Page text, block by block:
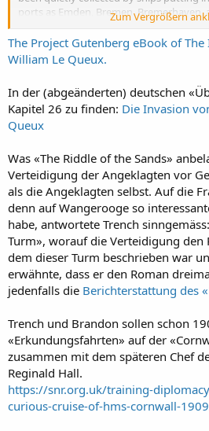
ports as Emden, Bremen, Bremerhaven,
there are at least ten miles of deep-sea
access. The arrival of these crafts
but they had already been secretly
men and horses while at sea.
Under the cover of the Frisian Islands,
creek had been assembled a huge
ready to be towed by tugs alongside the
Cuxhaven, and Wilhelmshaven were in
before the inhabitants themselves
progress the embarkation had well
At Emden, with its direct cables to the
was concentrated the brain of the whole
lee of the covering screen of Frisian
Norderney, Langebog, and the others,
descent upon England rapidly matured.
Zum Vergrößern
The Project Gutenberg eBook of
William Le Queux.
In der (abgeänderten) deutschen
Kapitel 26 zu finden: Die Invasion
Queux
Was «The Riddle of the Sands»
Verteidigung der Angeklagten vor
als die Angeklagten selbst. Auf die
denn auf Wangerooge so
habe, antwortete Trench
Turm», worauf die Verteidigung den
dem dieser Turm beschrieben war
erwähnte, dass er den Roman
jedenfalls die Berichterstattung des
Trench und Brandon sollen schon
«Erkundungsfahrten» auf der
zusammen mit dem späteren Chef
Reginald Hall.
https://snr.org.uk/training-
curious-cruise-of-hms-cornwall-